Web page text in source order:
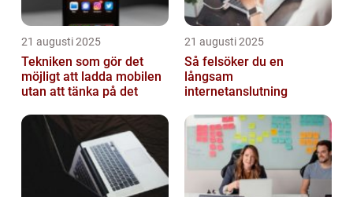
21 augusti 2025
Tekniken som gör det
möjligt att ladda mobilen
utan att tänka på det
21 augusti 2025
Så felsöker du en
långsam
internetanslutning